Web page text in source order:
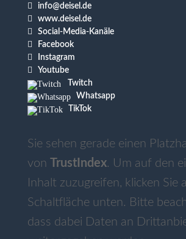
 info@deisel.de
 www.deisel.de
 Social-Media-Kanäle
 Facebook
 Instagram

Youtube
Twitch
Whatsapp
TikTok
Sie sehen gerade einen
von TrustIndex. Um auf den
Inhalt zuzugreifen, klicken Sie
Schaltfläche unten. Bitte
dass dabei Daten an